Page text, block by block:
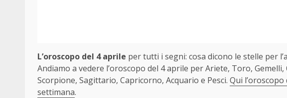
L’oroscopo del 4 aprile per tutti i segni: cosa dicono le stelle per
Andiamo a vedere l’oroscopo del 4 aprile per Ariete, Toro,
Scorpione, Sagittario, Capricorno, Acquario e Pesci. Qui
settimana.